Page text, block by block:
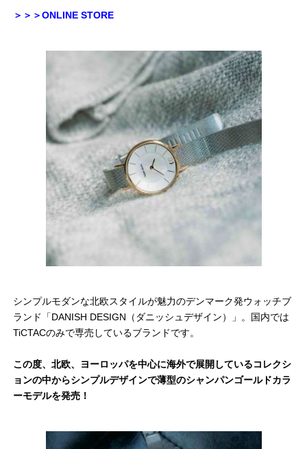
＞＞＞ONLINE STORE
シンプルモダンな北欧スタイルが魅力のデンマーク発ウォッチブ
ランド「DANISH DESIGN（ダニッシュデザイン）」。国内では
TiCTACのみで専売しているブランドです。
この度、北欧、ヨーロッパを中心に海外で展開しているコレクシ
ョンの中からシンプルデザインで薄型のシャンパンゴールドカラ
ーモデルを発売！